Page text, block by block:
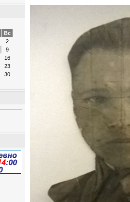
Вс
2
9
16
23
30